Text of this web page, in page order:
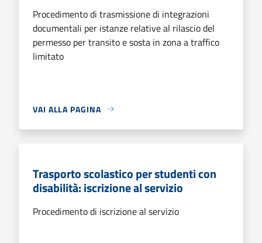
Procedimento di trasmissione di integrazioni
documentali per istanze relative al rilascio del
permesso per transito e sosta in zona a traffico
limitato
VAI ALLA PAGINA
Trasporto scolastico per studenti con
disabilità: iscrizione al servizio
Procedimento di iscrizione al servizio